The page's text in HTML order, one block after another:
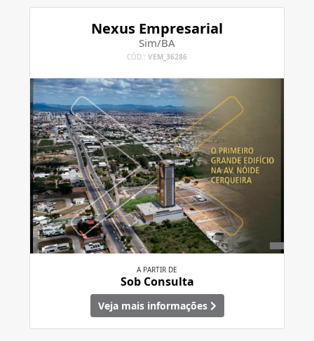
Nexus Empresarial
Sim/BA
CÓD.: VEM_36286
A PARTIR DE
Sob Consulta
Veja mais informações